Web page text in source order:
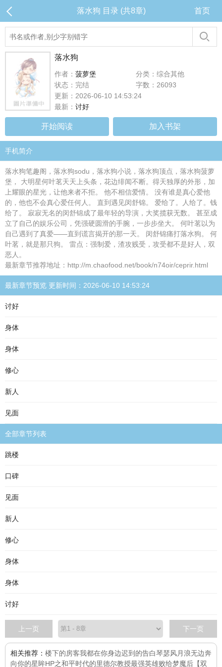
落水狗 目录 (共8章) 首页
落水狗
作者： 菠萝堡
分类：综合其他
状态：完结
字数：26093
更新：2026-06-10 14:53:24
最新： 讨好
开始阅读 加入书架
手机简介
落水狗笔趣阁，落水狗sodu，落水狗小说，落水狗顶点，落水狗菠萝
堡， 大明星何叶茗天天上头条，花边绯闻不断。得天独厚的外形，加
上耀眼的星光，让他来者不拒。 他不相信爱情。 没有谁是真心爱他
的，他也不会真心爱任何人。 直到遇见闵舒锦。 爱给了。人给了。钱
给了。 寂寂无名的闵舒锦成了最年轻的导演，大奖揽获无数。 甚至成
立了自己的娱乐公司，凭强硬圆滑的手腕，一步步坐大。 何叶茗以为
自己遇到了真爱——直到谎言揭开的那一天。 闵舒锦痛打落水狗。 何
叶茗，就是那只狗。 雷点：强制爱，渣攻贱受，攻受都不是好人，双
恶人。
最新章节推荐地址：http://m.chaofood.net/book/n74oir/ceprir.html
最新章节预览 更新时间：2026-06-10 14:53:24
讨好
身体
身体
修心
新人
见面
全部章节列表
跳楼
口碑
见面
新人
修心
身体
身体
讨好
上一页 下一页
相关推荐： 楼下的房客我都在你身边迟到的告白琴瑟风月浪无边奔
向你的星眸HP之和平时代的里德尔教授最强英雄败给梦魔后【双